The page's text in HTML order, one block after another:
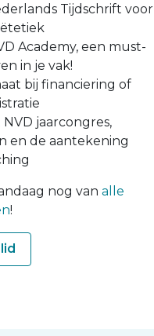
Tijdschrift voor
Academy, een must-
in je vak!
bij financiering of
jaarcongres,
en de aantekening
nog van alle
!